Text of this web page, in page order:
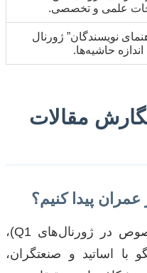
علمی و تخصصی.
نویسندگان” ژورنال
اندازه حاشیه‌ها.
مقالات
پیدا کنیم؟
با مطالعه مقالات جدید (به خصوص در ژورنال‌های Q1)،
اساتید و صنعتگران،